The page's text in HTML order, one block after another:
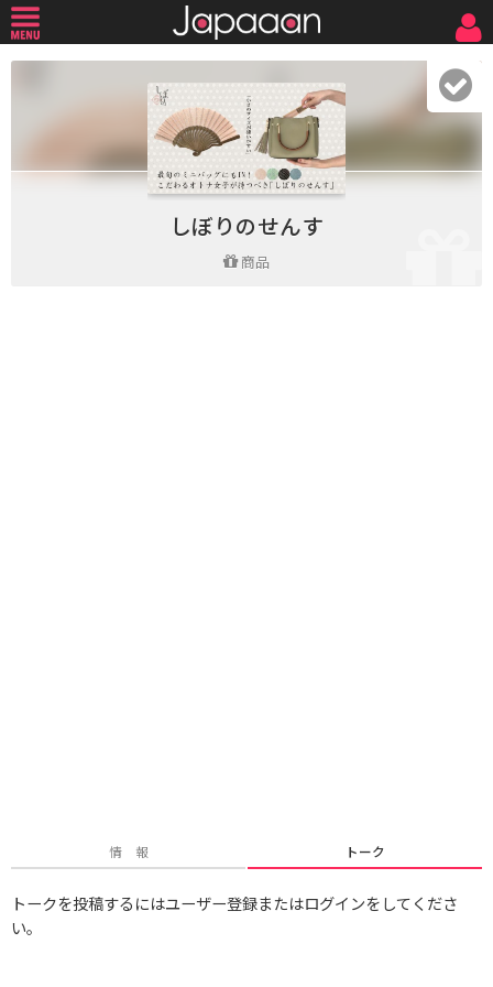
しぼりのせんす
商品
情 報 トーク
トークを投稿するにはユーザー登録またはログインをしてくださ
い。